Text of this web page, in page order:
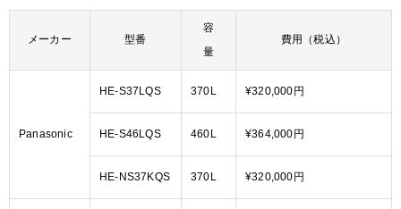
メーカー 型番
容
量
費用（税込）
Panasonic
HE-S37LQS 370L ¥320,000円
HE-S46LQS 460L ¥364,000円
HE-NS37KQS 370L ¥320,000円